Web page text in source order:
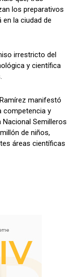
los preparativos
en la ciudad de
irrestricto del
y científica
manifestó
competencia y
Semilleros
de niños,
áreas científicas